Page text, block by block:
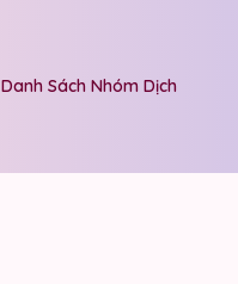
Danh Sách Nhóm Dịch